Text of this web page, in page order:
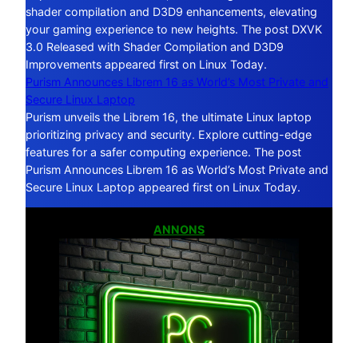
shader compilation and D3D9 enhancements, elevating
your gaming experience to new heights. The post DXVK
3.0 Released with Shader Compilation and D3D9
Improvements appeared first on Linux Today.
Purism Announces Librem 16 as World’s Most Private and
Secure Linux Laptop
Purism unveils the Librem 16, the ultimate Linux laptop
prioritizing privacy and security. Explore cutting-edge
features for a safer computing experience. The post
Purism Announces Librem 16 as World’s Most Private and
Secure Linux Laptop appeared first on Linux Today.
ANNONS